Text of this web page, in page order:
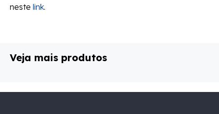
neste link.
Veja mais produtos